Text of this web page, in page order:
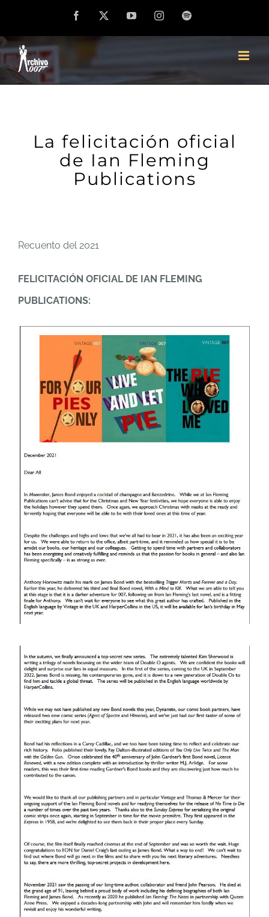
contenido
Facebook YouTubeInstagramSpotify
La felicitación oficial
de Ian Fleming
Publications
Recuento del 2021
FELICITACIÓN OFICIAL DE IAN FLEMING
PUBLICATIONS: